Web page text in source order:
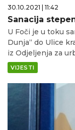
30.10.2021 | 11:42
Sanacija
U Foči je u toku
Dunja“ do Ulice
iz Odjeljenja za
VIJESTI